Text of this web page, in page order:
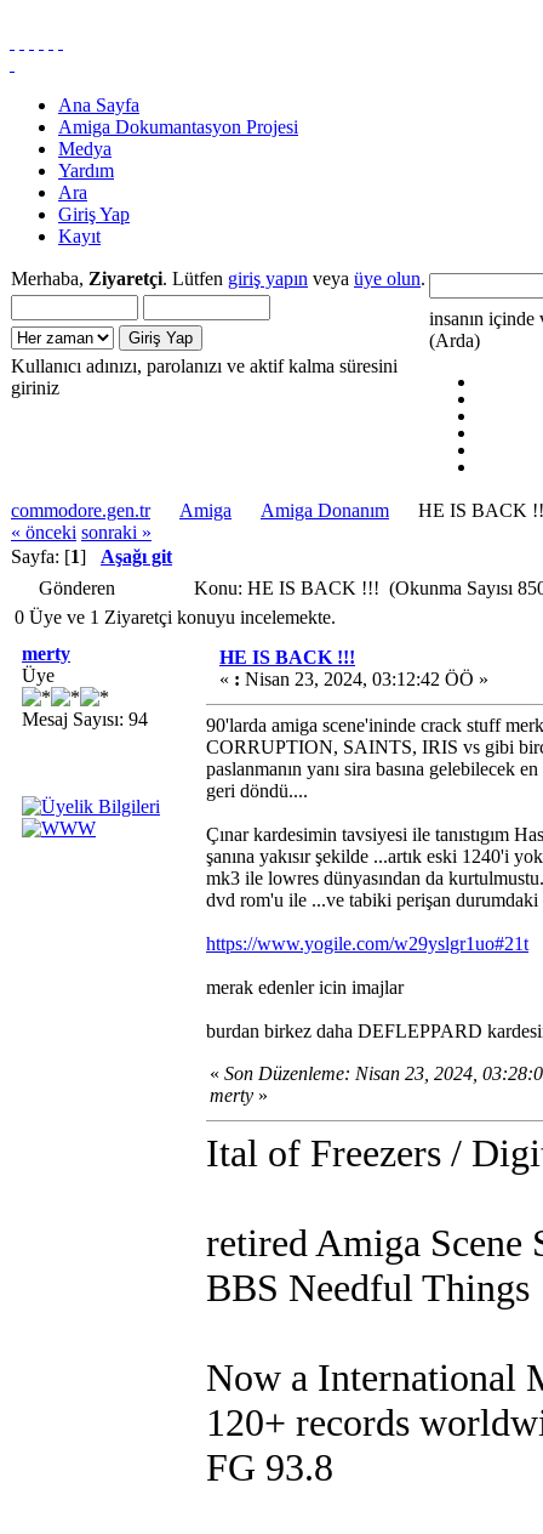
Ana Sayfa
Amiga Dokumantasyon Projesi
Medya
Yardım
Ara
Giriş Yap
Kayıt
Merhaba, Ziyaretçi. Lütfen giriş yapın veya üye olun.
Kullanıcı adınızı, parolanızı ve aktif kalma süresini
giriniz
insanın içinde
(Arda)
commodore.gen.tr Amiga Amiga Donanım
HE IS BACK
« önceki sonraki »
Sayfa: [1] Aşağı git
Gönderen
Konu: HE IS BACK !!! (Okunma Sayısı
0 Üye ve 1 Ziyaretçi konuyu incelemekte.
merty
Üye
Mesaj Sayısı: 94
HE IS BACK !!!
« : Nisan 23, 2024, 03:12:42 ÖÖ »
90'larda amiga scene'ininde crack stuff
CORRUPTION, SAINTS, IRIS vs gibi
paslanmanın yanı sira basına gelebilecek
geri döndü....
Çınar kardesimin tavsiyesi ile tanıstıgım
şanına yakısır şekilde ...artık eski 1240'i
mk3 ile lowres dünyasından da
dvd rom'u ile ...ve tabiki perişan
https://www.yogile.com/w29yslgr1uo#21t
merak edenler icin imajlar
burdan birkez daha DEFLEPPARD
« Son Düzenleme: Nisan 23, 2024,
merty »
Ital of Freezers /
retired Amiga Scene
BBS Needful Things
Now a International
120+ records
FG 93.8